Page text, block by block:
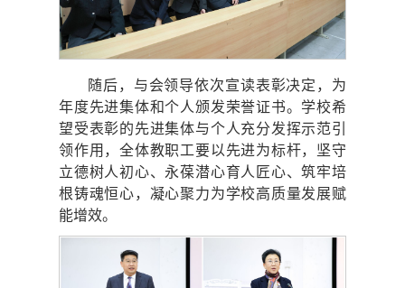
随后，与会领导依次宣读表彰决定，为
年度先进集体和个人颁发荣誉证书。学校希
望受表彰的先进集体与个人充分发挥示范引
领作用，全体教职工要以先进为标杆，坚守
立德树人初心、永葆潜心育人匠心、筑牢培
根铸魂恒心，凝心聚力为学校高质量发展赋
能增效。